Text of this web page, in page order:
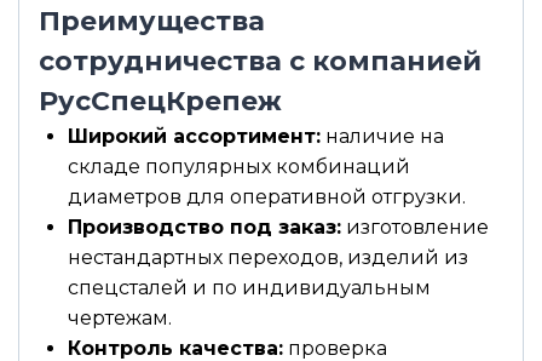
Преимущества
сотрудничества с компанией
РусСпецКрепеж
Широкий ассортимент: наличие на
складе популярных комбинаций
диаметров для оперативной отгрузки.
Производство под заказ: изготовление
нестандартных переходов, изделий из
спецсталей и по индивидуальным
чертежам.
Контроль качества: проверка